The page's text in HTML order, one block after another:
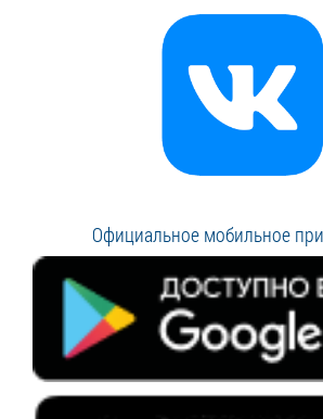
Официальное мобильное